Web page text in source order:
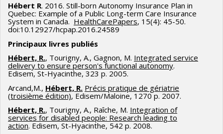
Hébert R. 2016. Still-born Autonomy Insurance Plan in
Quebec: Example of a Public Long-term Care Insurance
System in Canada. HealthCarePapers, 15(4): 45-50.
doi:10.12927/hcpap.2016.24589
Principaux livres publiés
Hébert, R., Tourigny, A., Gagnon, M. Integrated service
delivery to ensure person's functional autonomy.
Edisem, St-Hyacinthe, 323 p. 2005.
Arcand,M., Hébert, R. Précis pratique de gériatrie
(troisième édition), Edisem/Maloine, 1270 p. 2007.
Hébert, R., Tourigny, A., Raîche, M. Integration of
services for disabled people: Research leading to
action. Edisem, St-Hyacinthe, 542 p. 2008.